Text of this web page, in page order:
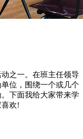
之一。在班主任领导
位，围绕一个或几个
下面我给大家带来学
欢!